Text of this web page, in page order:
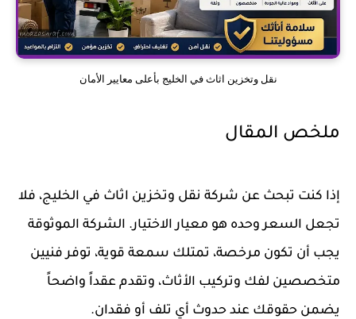
نقل وتخزين اثاث في الخليج بأعلى معايير الأمان
ملخص المقال
إذا كنت تبحث عن شركة نقل وتخزين اثاث في الخليج، فلا
تجعل السعر وحده هو معيار الاختيار. الشركة الموثوقة
يجب أن تكون مرخصة، تمتلك سمعة قوية، توفر فنيين
متخصصين لفك وتركيب الأثاث، وتقدم عقداً واضحاً
يضمن حقوقك عند حدوث أي تلف أو فقدان.